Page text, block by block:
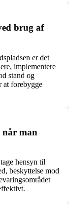
brug af
er det
implementere
stand og
at forebygge
når man
hensyn til
beskyttelse mod